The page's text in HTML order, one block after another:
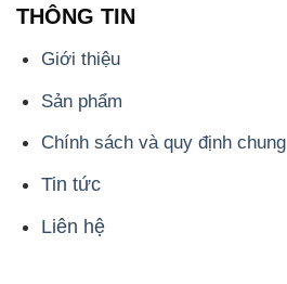
THÔNG TIN
Giới thiệu
Sản phẩm
Chính sách và quy định chung
Tin tức
Liên hệ